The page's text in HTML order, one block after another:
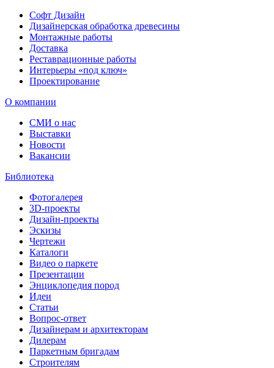
Софт Дизайн
Дизайнерская обработка древесины
Монтажные работы
Доставка
Реставрационные работы
Интерьеры «под ключ»
Проектирование
О компании
СМИ о нас
Выставки
Новости
Вакансии
Библиотека
Фотогалерея
3D-проекты
Дизайн-проекты
Эскизы
Чертежи
Каталоги
Видео о паркете
Презентации
Энциклопедия пород
Идеи
Статьи
Вопрос-ответ
Дизайнерам и архитекторам
Дилерам
Паркетным бригадам
Строителям